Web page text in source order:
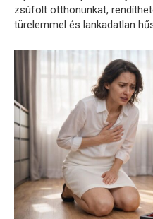
zsúfolt otthonunkat,
türelemmel és lankadatlan